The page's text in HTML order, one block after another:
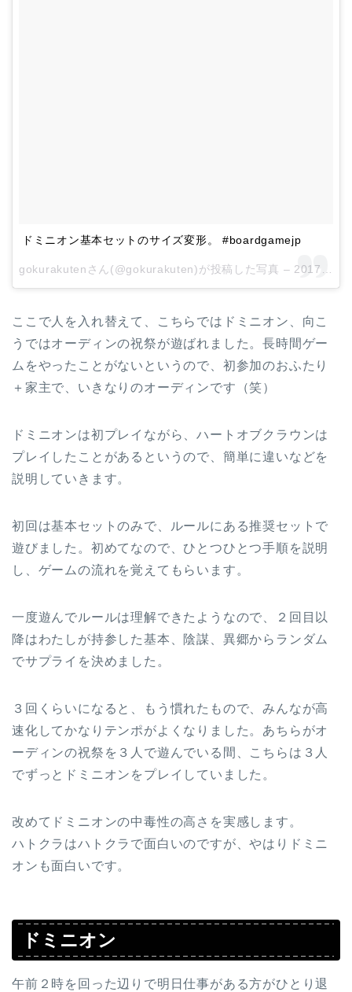
ドミニオン基本セットのサイズ変形。 #boardgamejp
gokurakutenさん(@gokurakuten)が投稿した写真 – 2017 1月 28 6:48午前 PST
ここで人を入れ替えて、こちらではドミニオン、向こ
うではオーディンの祝祭が遊ばれました。長時間ゲー
ムをやったことがないというので、初参加のおふたり
＋家主で、いきなりのオーディンです（笑）
ドミニオンは初プレイながら、ハートオブクラウンは
プレイしたことがあるというので、簡単に違いなどを
説明していきます。
初回は基本セットのみで、ルールにある推奨セットで
遊びました。初めてなので、ひとつひとつ手順を説明
し、ゲームの流れを覚えてもらいます。
一度遊んでルールは理解できたようなので、２回目以
降はわたしが持参した基本、陰謀、異郷からランダム
でサプライを決めました。
３回くらいになると、もう慣れたもので、みんなが高
速化してかなりテンポがよくなりました。あちらがオ
ーディンの祝祭を３人で遊んでいる間、こちらは３人
でずっとドミニオンをプレイしていました。
改めてドミニオンの中毒性の高さを実感します。
ハトクラはハトクラで面白いのですが、やはりドミニ
オンも面白いです。
ドミニオン
午前２時を回った辺りで明日仕事がある方がひとり退